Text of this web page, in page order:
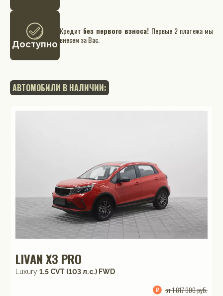
Доступно
Кредит без первого взноса! Первые 2 платежа мы
внесем за Вас.
АВТОМОБИЛИ В НАЛИЧИИ:
LIVAN X3 PRO
Luxury 1.5 CVT (103 л.с.) FWD
от 1 817 900 руб.